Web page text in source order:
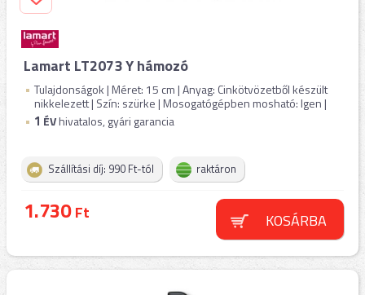
Lamart LT2073 Y hámozó
Tulajdonságok | Méret: 15 cm | Anyag: Cinkötvözetből készült
nikkelezett | Szín: szürke | Mosogatógépben mosható: Igen |
1 ÉVhivatalos, gyári garancia
Szállítási díj: 990 Ft-tól raktáron
1.730Ft KOSÁRBA